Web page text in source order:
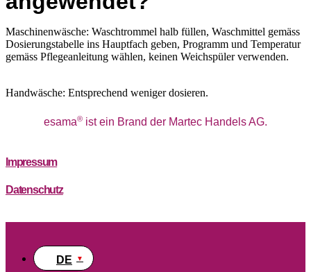
Maschinenwäsche: Waschtrommel halb füllen, Waschmittel gemäss
Dosierungstabelle ins Hauptfach geben, Programm und Temperatur
gemäss Pflegeanleitung wählen, keinen Weichspüler verwenden.
Handwäsche: Entsprechend weniger dosieren.
esama® ist ein Brand der Martec Handels AG.
Impressum
Datenschutz
DE